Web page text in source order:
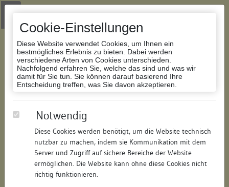
Cookie-Einstellungen
Diese Website verwendet Cookies, um Ihnen ein
bestmögliches Erlebnis zu bieten. Dabei werden
verschiedene Arten von Cookies unterschieden.
Nachfolgend erfahren Sie, welche das sind und was wir
damit für Sie tun. Sie können darauf basierend Ihre
Entscheidung treffen, was Sie davon akzeptieren.
Notwendig
Diese Cookies werden benötigt, um die Website technisch
nutzbar zu machen, indem sie Kommunikation mit dem
Server und Zugriff auf sichere Bereiche der Website
ermöglichen. Die Website kann ohne diese Cookies nicht
richtig funktionieren.
Zur Navigation springen
Zum Inhalt der Website springen
Datenbank Bauforschung/Restaurierung
120427579317/Datum:04.05.2016
Datenbestand:
Bauforschung und Restaurierung
Als PDF herunterladen: